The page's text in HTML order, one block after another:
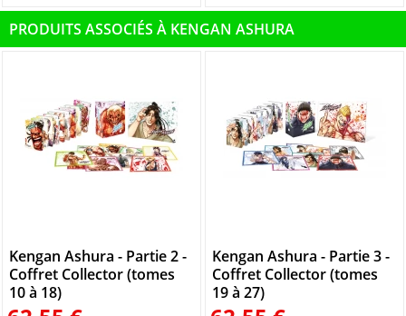
PRODUITS ASSOCIÉS À KENGAN ASHURA
Kengan Ashura - Partie 2 -
Coffret Collector (tomes
10 à 18)
Kengan Ashura - Partie 3 -
Coffret Collector (tomes
19 à 27)